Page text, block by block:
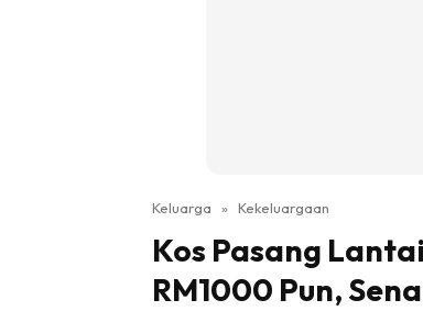
Keluarga » Kekeluargaan
Kos Pasang
RM1000 Pun,